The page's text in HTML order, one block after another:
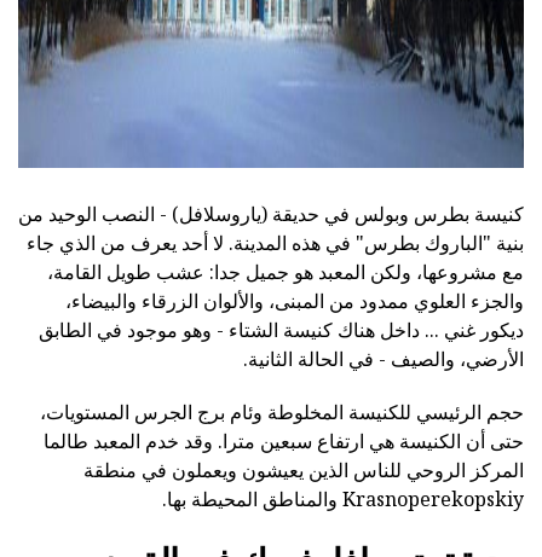
كنيسة بطرس وبولس في حديقة (ياروسلافل) - النصب الوحيد من
بنية "الباروك بطرس" في هذه المدينة. لا أحد يعرف من الذي جاء
مع مشروعها، ولكن المعبد هو جميل جدا: عشب طويل القامة،
والجزء العلوي ممدود من المبنى، والألوان الزرقاء والبيضاء،
ديكور غني ... داخل هناك كنيسة الشتاء - وهو موجود في الطابق
الأرضي، والصيف - في الحالة الثانية.
حجم الرئيسي للكنيسة المخلوطة وئام برج الجرس المستويات،
حتى أن الكنيسة هي ارتفاع سبعين مترا. وقد خدم المعبد طالما
المركز الروحي للناس الذين يعيشون ويعملون في منطقة
Krasnoperekopskiy والمناطق المحيطة بها.